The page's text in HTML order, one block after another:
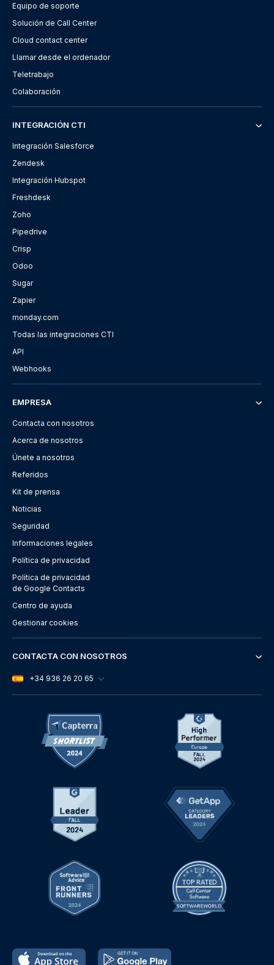
Equipo de soporte
Solución de Call Center
Cloud contact center
Llamar desde el ordenador
Teletrabajo
Colaboración
INTEGRACIÓN CTI
Integración Salesforce
Zendesk
Integración Hubspot
Freshdesk
Zoho
Pipedrive
Crisp
Odoo
Sugar
Zapier
monday.com
Todas las integraciones CTI
API
Webhooks
EMPRESA
Contacta con nosotros
Acerca de nosotros
Únete a nosotros
Referidos
Kit de prensa
Noticias
Seguridad
Informaciones legales
Política de privacidad
Política de privacidad
de Google Contacts
Centro de ayuda
Gestionar cookies
CONTACTA CON NOSOTROS
+34 936 26 20 65